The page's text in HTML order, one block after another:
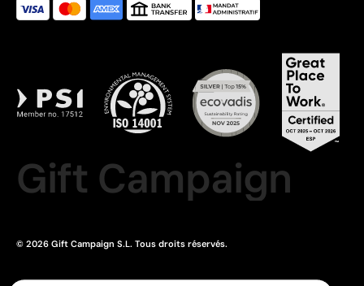
Gift Campaign
© 2026 Gift Campaign S.L. Tous droits réservés.